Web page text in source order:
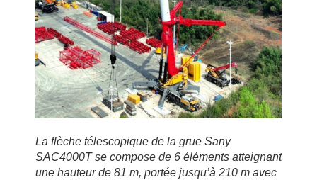
La flèche télescopique de la grue Sany
SAC4000T se compose de 6 éléments atteignant
une hauteur de 81 m, portée jusqu’à 210 m avec